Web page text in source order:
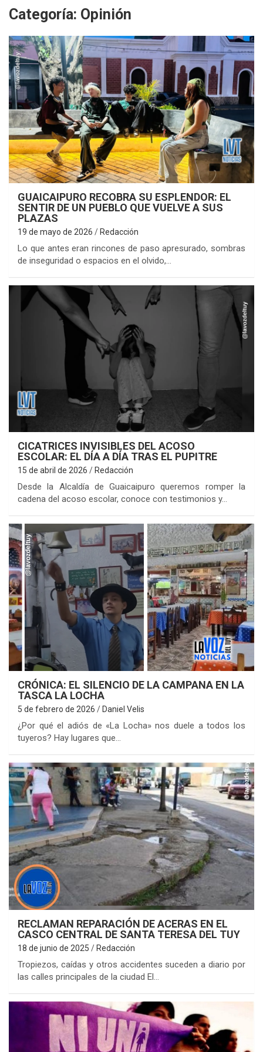
Categoría: Opinión
GUAICAIPURO RECOBRA SU ESPLENDOR: EL
SENTIR DE UN PUEBLO QUE VUELVE A SUS
PLAZAS
19 de mayo de 2026 Redacción
Lo que antes eran rincones de paso apresurado, sombras
de inseguridad o espacios en el olvido,…
CICATRICES INVISIBLES DEL ACOSO
ESCOLAR: EL DÍA A DÍA TRAS EL PUPITRE
15 de abril de 2026 Redacción
Desde la Alcaldía de Guaicaipuro queremos romper la
cadena del acoso escolar, conoce con testimonios y…
CRÓNICA: EL SILENCIO DE LA CAMPANA EN LA
TASCA LA LOCHA
5 de febrero de 2026 Daniel Velis
¿Por qué el adiós de «La Locha» nos duele a todos los
tuyeros? Hay lugares que…
RECLAMAN REPARACIÓN DE ACERAS EN EL
CASCO CENTRAL DE SANTA TERESA DEL TUY
18 de junio de 2025 Redacción
Tropiezos, caídas y otros accidentes suceden a diario por
las calles principales de la ciudad El…